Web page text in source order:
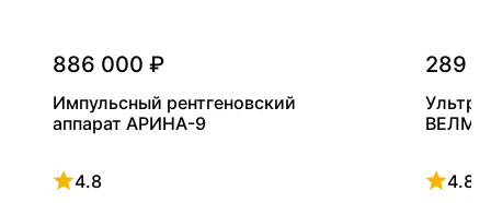
886 000 ₽
Импульсный рентгеновский
аппарат АРИНА-9
4.8
Рейтинг 4.8 из 5
289
4.8